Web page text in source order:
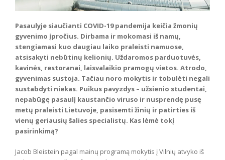
Pasaulyje siaučianti COVID-19 pandemija keičia žmonių
gyvenimo įpročius. Dirbama ir mokomasi iš namų,
stengiamasi kuo daugiau laiko praleisti namuose,
atsisakyti nebūtinų kelionių. Uždaromos parduotuvės,
kavinės, restoranai, laisvalaikio pramogų vietos. Atrodo,
gyvenimas sustoja. Tačiau noro mokytis ir tobulėti negali
sustabdyti niekas. Puikus pavyzdys – užsienio studentai,
nepabūgę pasaulį kaustančio viruso ir nusprendę pusę
metų praleisti Lietuvoje, pasisemti žinių ir patirties iš
vienų geriausių šalies specialistų. Kas lėmė tokį
pasirinkimą?
Jacob Bleistein pagal mainų programą mokytis į Vilnių atvyko iš